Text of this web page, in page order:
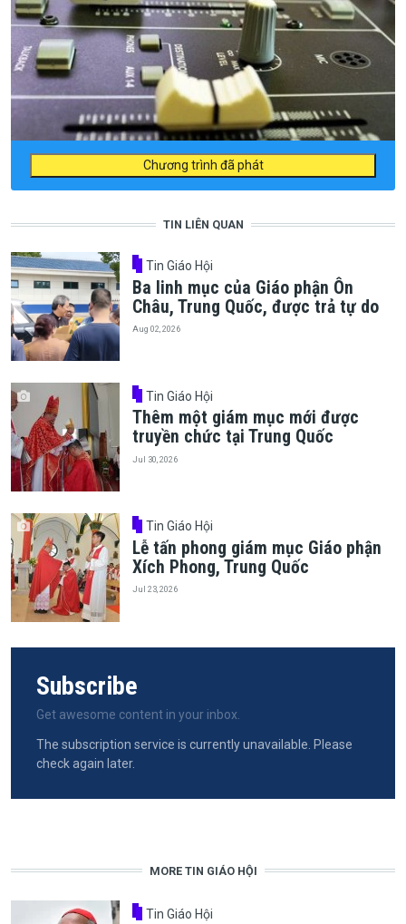
Chương trình đã phát
TIN LIÊN QUAN
Tin Giáo Hội
Ba linh mục của Giáo phận Ôn
Châu, Trung Quốc, được trả tự do
Aug 02, 2026
Tin Giáo Hội
Thêm một giám mục mới được
truyền chức tại Trung Quốc
Jul 30, 2026
Tin Giáo Hội
Lễ tấn phong giám mục Giáo phận
Xích Phong, Trung Quốc
Jul 23, 2026
Subscribe
Get awesome content in your inbox.
The subscription service is currently unavailable. Please
check again later.
MORE TIN GIÁO HỘI
Tin Giáo Hội